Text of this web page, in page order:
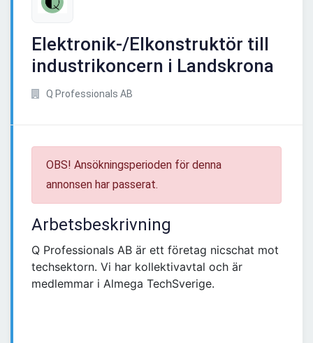
Elektronik-/Elkonstruktör till
industrikoncern i Landskrona
Q Professionals AB
OBS! Ansökningsperioden för denna
annonsen har passerat.
Arbetsbeskrivning
Q Professionals AB är ett företag nicschat mot
techsektorn. Vi har kollektivavtal och är
medlemmar i Almega TechSverige.